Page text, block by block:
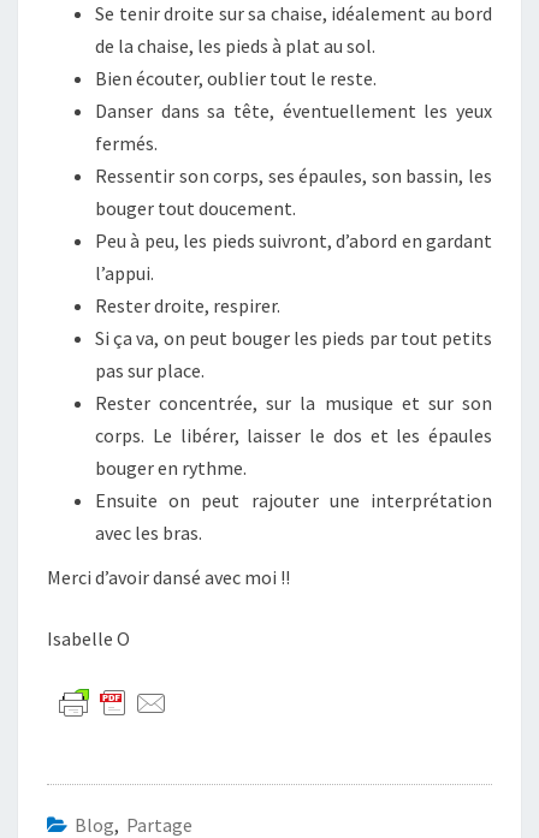
Se tenir droite sur sa chaise, idéalement au bord
de la chaise, les pieds à plat au sol.
Bien écouter, oublier tout le reste.
Danser dans sa tête, éventuellement les yeux
fermés.
Ressentir son corps, ses épaules, son bassin, les
bouger tout doucement.
Peu à peu, les pieds suivront, d’abord en gardant
l’appui.
Rester droite, respirer.
Si ça va, on peut bouger les pieds par tout petits
pas sur place.
Rester concentrée, sur la musique et sur son
corps. Le libérer, laisser le dos et les épaules
bouger en rythme.
Ensuite on peut rajouter une interprétation
avec les bras.
Merci d’avoir dansé avec moi !!
Isabelle O
Blog, Partage